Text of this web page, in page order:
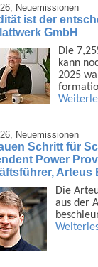
Neuemissionen
ist der
GmbH
Die
kann
2025
Neuemissionen
Schritt für
Power
Arteus
Die
aus der